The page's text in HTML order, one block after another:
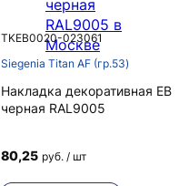
TKEB0020-023061
Siegenia Titan AF (гр.53)
Накладка декоративная EB
черная RAL9005
80,25 руб. / шт